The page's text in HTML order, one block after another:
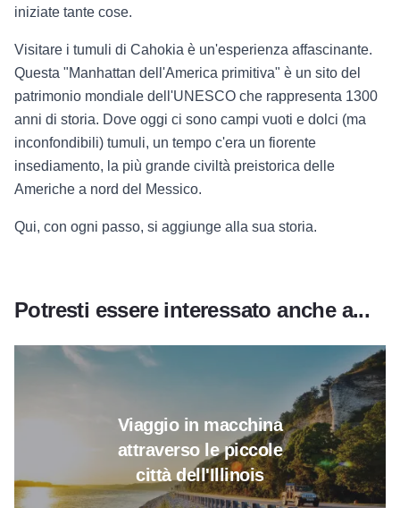
iniziate tante cose.
Visitare i tumuli di Cahokia è un'esperienza affascinante.
Questa "Manhattan dell'America primitiva" è un sito del
patrimonio mondiale dell'UNESCO che rappresenta 1300
anni di storia. Dove oggi ci sono campi vuoti e dolci (ma
inconfondibili) tumuli, un tempo c'era un fiorente
insediamento, la più grande civiltà preistorica delle
Americhe a nord del Messico.
Qui, con ogni passo, si aggiunge alla sua storia.
Potresti essere interessato anche a...
Viaggio in macchina
attraverso le piccole
città dell'Illinois
Leggi tutto su Viaggio in auto